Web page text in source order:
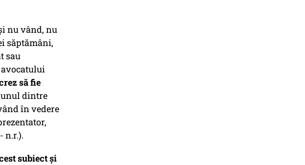
nu vând, nu
săptămâni,
sau
să fie
unul dintre
în vedere
n.r.).
subiect și